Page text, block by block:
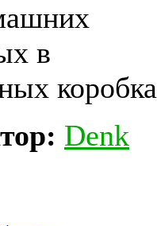
в
Denk